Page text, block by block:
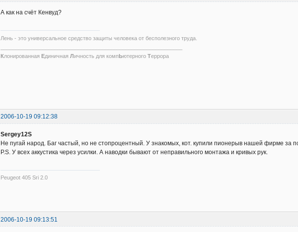
А как на счёт Кенвуд?
Лень - это универсальное средство защиты человека от бесполезного труда.
КлонированнаяЕдиничнаяЛичность для компЬютерногоТеррора
2006-10-19 09:12:38
Sergey12S
Не пугай народ. Баг частый, но не стопроцентный. У знакомых, кот. купили пионерыв нашей фирме за
P.S. У всех аккустика через усилки. А наводки бывают от неправильного монтажа и кривых рук.
Peugeot 405 Sri 2.0
2006-10-19 09:13:51